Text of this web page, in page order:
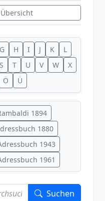
G H I J K
L
S T U V W
X
Ö Ü
1894
1880
1943
1961
Suchen